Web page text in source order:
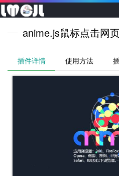
anime.js鼠标点击网
插件详情 使用方法